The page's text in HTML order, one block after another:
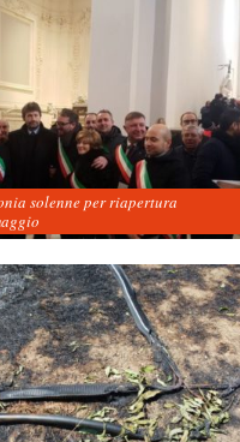
solenne per riapertura